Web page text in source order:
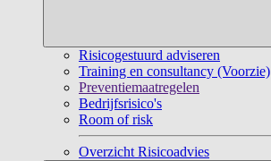
Risicogestuurd adviseren
Training en consultancy (Voorzie)
Preventiemaatregelen
Bedrijfsrisico's
Room of risk
Overzicht Risicoadvies